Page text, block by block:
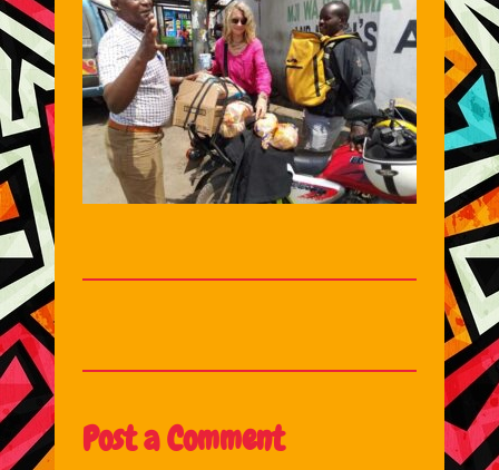
Post a Comment